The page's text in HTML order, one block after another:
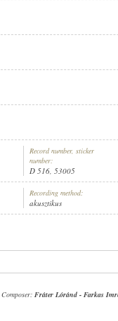
Record number, sticker
number:
D 516, 53005
Recording method:
akusztikus
Fráter Lóránd - Farkas